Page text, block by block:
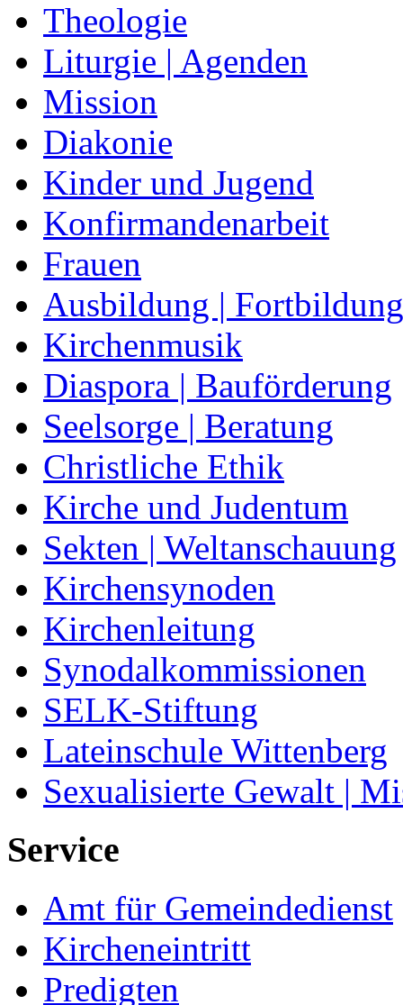
Theologie
Liturgie | Agenden
Mission
Diakonie
Kinder und Jugend
Konfirmandenarbeit
Frauen
Ausbildung | Fortbildung
Kirchenmusik
Diaspora | Bauförderung
Seelsorge | Beratung
Christliche Ethik
Kirche und Judentum
Sekten | Weltanschauung
Kirchensynoden
Kirchenleitung
Synodalkommissionen
SELK-Stiftung
Lateinschule Wittenberg
Sexualisierte Gewalt |
Service
Amt für Gemeindedienst
Kircheneintritt
Predigten